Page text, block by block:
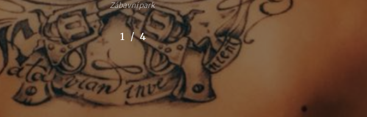
Zábavní park
1 2 3 4
/ 4